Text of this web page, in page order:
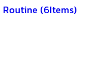
(6Items)